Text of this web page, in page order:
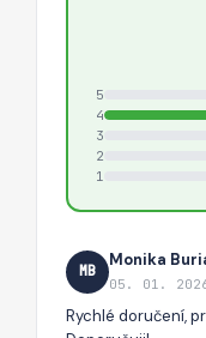
5
4
3
2
1
MB
Monika
05. 01.
Rychlé doručení,